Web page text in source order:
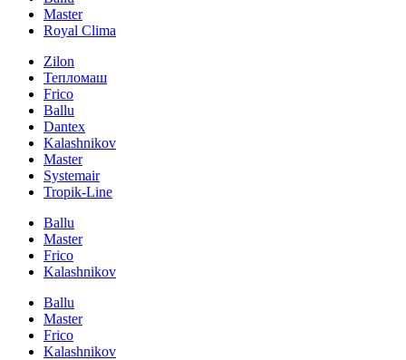
Master
Royal Clima
Zilon
Тепломаш
Frico
Ballu
Dantex
Kalashnikov
Master
Systemair
Tropik-Line
Ballu
Master
Frico
Kalashnikov
Ballu
Master
Frico
Kalashnikov